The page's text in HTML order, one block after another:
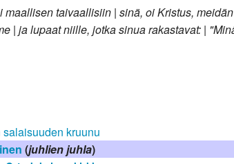
taivaallisiin | sinä, oi Kristus,
| ja lupaat niille, jotka sinua rakastavat: |
kruunu
(juhlien juhla)